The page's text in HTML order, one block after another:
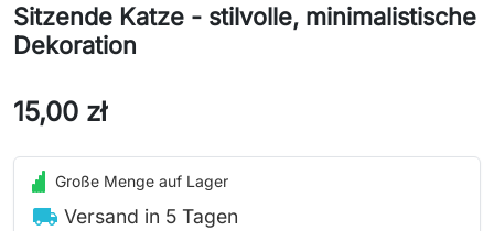
Sitzende Katze - stilvolle, minimalistische
Dekoration
15,00 zł
Große Menge auf Lager
local_shipping Versand in 5 Tagen